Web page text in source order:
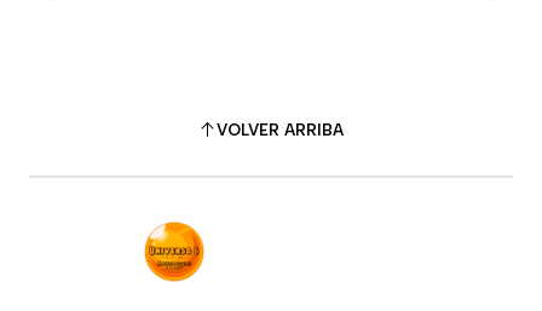
VOLVER ARRIBA